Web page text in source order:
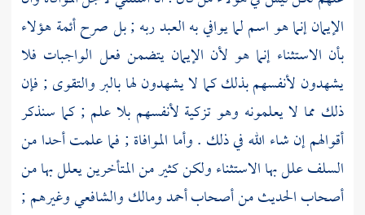
الإيمان إنما هو اسم لما يوافي به العبد ربه ; بل صرح أئمة هؤلاء
بأن الاستثناء إنما هو لأن الإيمان يتضمن فعل الواجبات فلا
يشهدون لأنفسهم بذلك كما لا يشهدون لها بالبر والتقوى ; فإن
ذلك مما لا يعلمونه وهو تزكية لأنفسهم بلا علم ; كما سنذكر
أقوالهم إن شاء الله في ذلك . وأما الموافاة ; فما علمت أحدا من
السلفعلل بها الاستثناء ولكن كثير من المتأخرين يعلل بها من
أصحاب الحديث من أصحابأحمدومالكوالشافعيوغيرهم ;